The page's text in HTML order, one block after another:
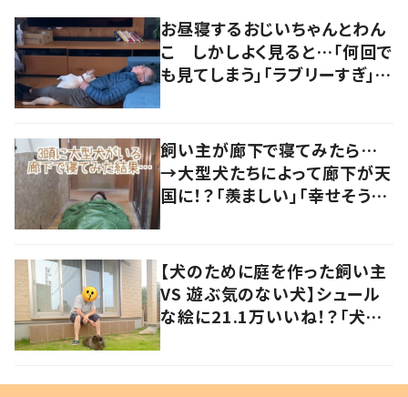
お昼寝するおじいちゃんとわん
こ しかしよく見ると…「何回で
も見てしまう」「ラブリーすぎ」の
飼い主が廊下で寝てみたら…
→大型犬たちによって廊下が天
国に！？「羨ましい」「幸せそう」
【犬のために庭を作った飼い主
VS 遊ぶ気のない犬】シュール
な絵に21.1万いいね！？「犬の